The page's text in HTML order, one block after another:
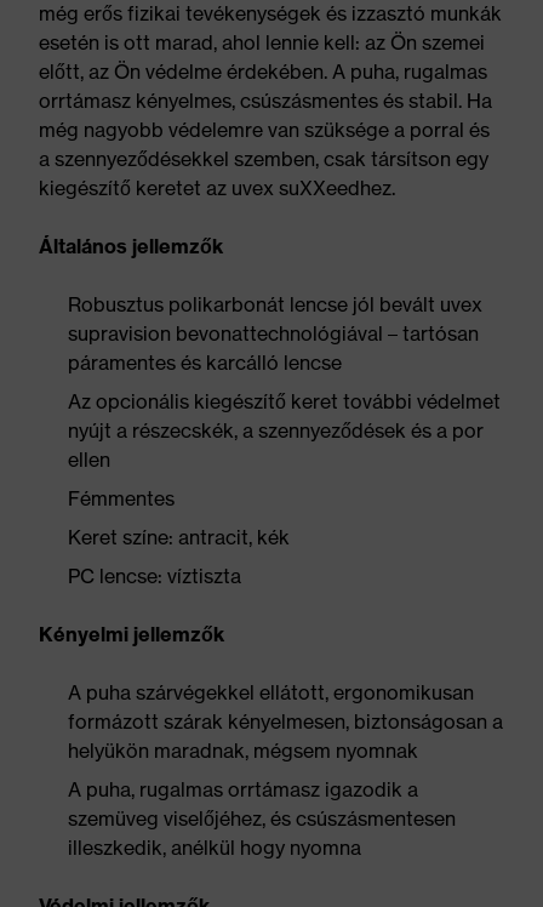
még erős fizikai tevékenységek és izzasztó munkák
esetén is ott marad, ahol lennie kell: az Ön szemei
előtt, az Ön védelme érdekében. A puha, rugalmas
orrtámasz kényelmes, csúszásmentes és stabil. Ha
még nagyobb védelemre van szüksége a porral és
a szennyeződésekkel szemben, csak társítson egy
kiegészítő keretet az uvex suXXeedhez.
Általános jellemzők
Robusztus polikarbonát lencse jól bevált uvex
supravision bevonattechnológiával – tartósan
páramentes és karcálló lencse
Az opcionális kiegészítő keret további védelmet
nyújt a részecskék, a szennyeződések és a por
ellen
Fémmentes
Keret színe: antracit, kék
PC lencse: víztiszta
Kényelmi jellemzők
A puha szárvégekkel ellátott, ergonomikusan
formázott szárak kényelmesen, biztonságosan a
helyükön maradnak, mégsem nyomnak
A puha, rugalmas orrtámasz igazodik a
szemüveg viselőjéhez, és csúszásmentesen
illeszkedik, anélkül hogy nyomna